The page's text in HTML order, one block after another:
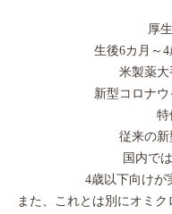
厚
生後6カ月～
米製薬
新型コロナ
特
従来の
国内で
4歳以下向けが
また、これとは別にオミ